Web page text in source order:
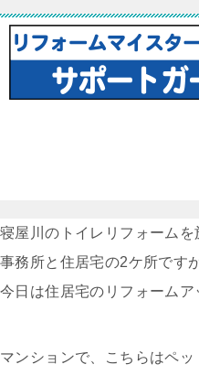
寝屋川のトイレリフォームを
事務所と住居宅の2ケ所ですが
今日は住居宅のリフォームア
マンションで、こちらはペ